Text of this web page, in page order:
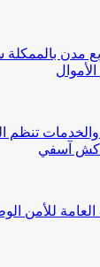
مدن
تنظم
آسفي
للأمن الوطني